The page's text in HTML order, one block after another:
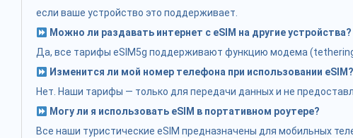
если ваше устройство это поддерживает.
Можно ли раздавать интернет с eSIM на другие устройства?
Да, все тарифы eSIM5g поддерживают функцию модема
Изменится ли мой номер телефона при использовании eSIM?
Нет. Наши тарифы — только для передачи данных и не
Могу ли я использовать eSIM в портативном роутере?
Все наши туристические eSIM предназначены для мобильных